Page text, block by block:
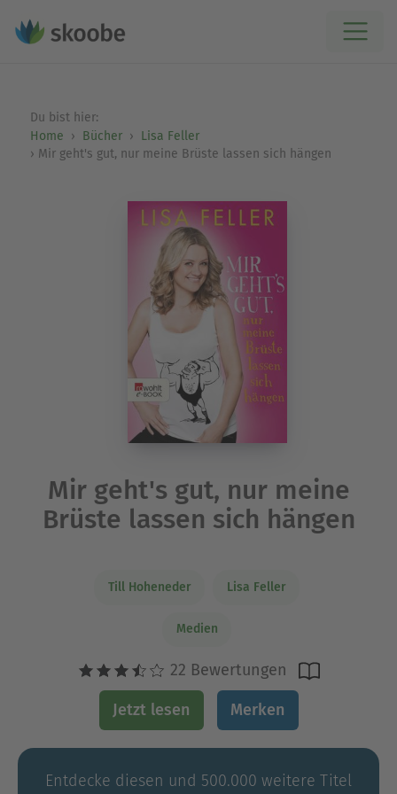
Du bist hier:
Home
Bücher
Lisa Feller
Mir geht's gut, nur meine Brüste lassen sich hängen
Mir geht's gut, nur meine
Brüste lassen sich hängen
Till Hoheneder Lisa Feller
Medien
22 Bewertungen
Jetzt lesen Merken
Entdecke diesen und 500.000 weitere Titel